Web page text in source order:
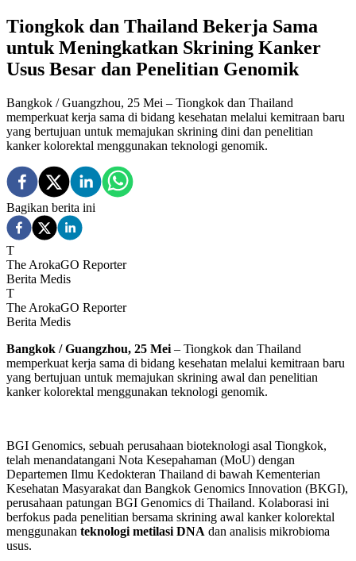
Tiongkok dan Thailand Bekerja Sama
untuk Meningkatkan Skrining Kanker
Usus Besar dan Penelitian Genomik
Bangkok / Guangzhou, 25 Mei – Tiongkok dan Thailand
memperkuat kerja sama di bidang kesehatan melalui kemitraan baru
yang bertujuan untuk memajukan skrining dini dan penelitian
kanker kolorektal menggunakan teknologi genomik.
Bagikan berita ini
T
The ArokaGO Reporter
Berita Medis
T
The ArokaGO Reporter
Berita Medis
Bangkok / Guangzhou, 25 Mei – Tiongkok dan Thailand
memperkuat kerja sama di bidang kesehatan melalui kemitraan baru
yang bertujuan untuk memajukan skrining awal dan penelitian
kanker kolorektal menggunakan teknologi genomik.
BGI Genomics, sebuah perusahaan bioteknologi asal Tiongkok,
telah menandatangani Nota Kesepahaman (MoU) dengan
Departemen Ilmu Kedokteran Thailand di bawah Kementerian
Kesehatan Masyarakat dan Bangkok Genomics Innovation (BKGI),
perusahaan patungan BGI Genomics di Thailand. Kolaborasi ini
berfokus pada penelitian bersama skrining awal kanker kolorektal
menggunakan teknologi metilasi DNA dan analisis mikrobioma
usus.